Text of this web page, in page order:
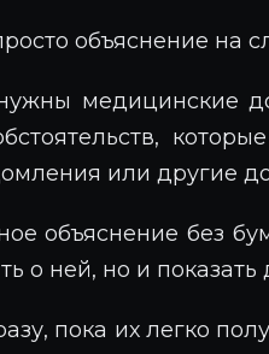
объяснение на
медицинские
или другие
объяснение без
о ней, но и показать
пока их легко